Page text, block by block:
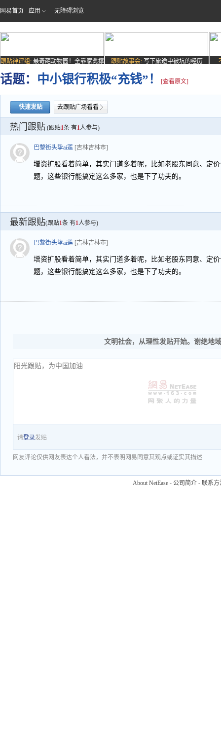
网易首页 应用 无障碍浏览
跟贴神评组: 最奇葩动物园！全靠家禽撑
场子
跟贴故事会: 写下旅途中被坑的经历
话题： 中小银行积极“充钱”！ [查看原文]
快速发贴 去跟贴广场看看
热门跟贴 (跟贴1条 有1人参与)
巴黎街头挚ai莲 [吉林吉林市]
增资扩股看着简单，其实门道多着呢，比如老股东同意、定
题，这些银行能搞定这么多家，也是下了功夫的。
最新跟贴(跟贴1条 有1人参与)
巴黎街头挚ai莲 [吉林吉林市]
增资扩股看着简单，其实门道多着呢，比如老股东同意、定
题，这些银行能搞定这么多家，也是下了功夫的。
文明社会，从理性发贴开始。谢绝地
请登录发贴
网友评论仅供网友表达个人看法，并不表明网易同意其观点或证实其描述
About NetEase - 公司简介 - 联系方